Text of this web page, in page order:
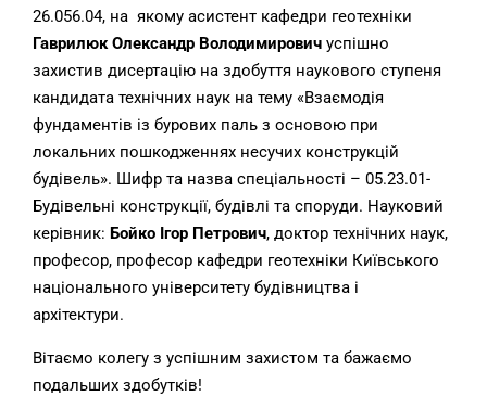
26.056.04, на якому асистент кафедри геотехніки
Гаврилюк Олександр Володимирович успішно
захистив дисертацію на здобуття наукового ступеня
кандидата технічних наук на тему «Взаємодія
фундаментів із бурових паль з основою при
локальних пошкодженнях несучих конструкцій
будівель». Шифр та назва спеціальності – 05.23.01-
Будівельні конструкції, будівлі та споруди. Науковий
керівник: Бойко Ігор Петрович, доктор технічних наук,
професор, професор кафедри геотехніки Київського
національного університету будівництва і
архітектури.
Вітаємо колегу з успішним захистом та бажаємо
подальших здобутків!